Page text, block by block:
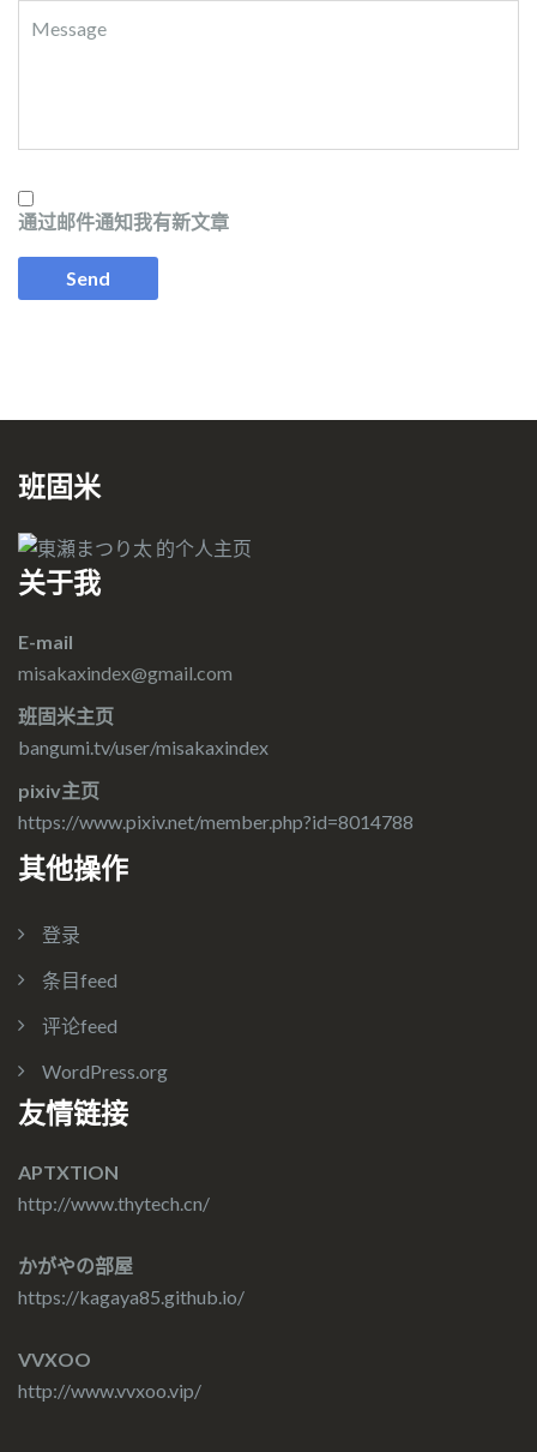
通过邮件通知我有新文章
班固米
关于我
E-mail
misakaxindex@gmail.com
班固米主页
bangumi.tv/user/misakaxindex
pixiv主页
https://www.pixiv.net/member.php?id=8014788
其他操作
登录
条目feed
评论feed
WordPress.org
友情链接
APTXTION
http://www.thytech.cn/
かがやの部屋
https://kagaya85.github.io/
VVXOO
http://www.vvxoo.vip/